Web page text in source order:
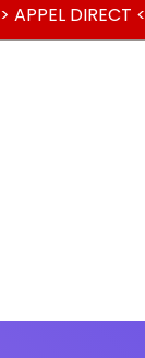
> APPEL DIRECT <